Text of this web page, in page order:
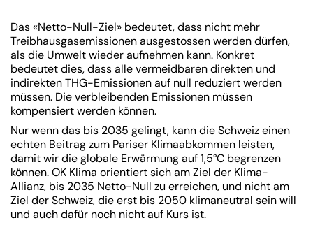
Das «Netto-Null-Ziel» bedeutet, dass nicht mehr
Treibhausgasemissionen ausgestossen werden dürfen,
als die Umwelt wieder aufnehmen kann. Konkret
bedeutet dies, dass alle vermeidbaren direkten und
indirekten THG-Emissionen auf null reduziert werden
müssen. Die verbleibenden Emissionen müssen
kompensiert werden können.
Nur wenn das bis 2035 gelingt, kann die Schweiz einen
echten Beitrag zum Pariser Klimaabkommen leisten,
damit wir die globale Erwärmung auf 1,5°C begrenzen
können. OK Klima orientiert sich am Ziel der Klima-
Allianz, bis 2035 Netto-Null zu erreichen, und nicht am
Ziel der Schweiz, die erst bis 2050 klimaneutral sein will
und auch dafür noch nicht auf Kurs ist.